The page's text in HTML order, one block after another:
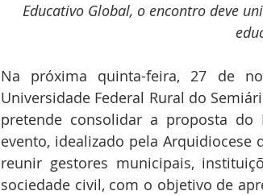
Educativo Global, o encontro deve
Na próxima quinta-feira, 27 de
Universidade Federal Rural do
pretende consolidar a proposta do
evento, idealizado pela
reunir gestores municipais,
sociedade civil, com o objetivo de